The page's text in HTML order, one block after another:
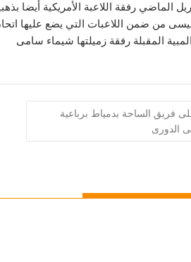
الماضي رفقة اللاعبة الأمريكية أيضا
من ضمن اللاعبات التي يضع عليها
المقبلة رفقة زميلتها شيماء سامى
فريق الساحة بدمياط برباعية
الدورى